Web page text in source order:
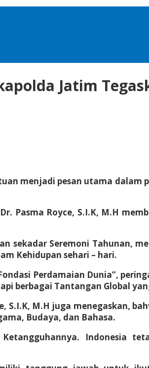
Jatim
menjadi pesan utama dalam
Pasma Royce, S.I.K, M.H
sekadar Seremoni Tahunan,
Kehidupan sehari – hari.
Perdamaian Dunia”,
berbagai Tantangan Global
S.I.K, M.H juga menegaskan,
Budaya, dan Bahasa.
Indonesia